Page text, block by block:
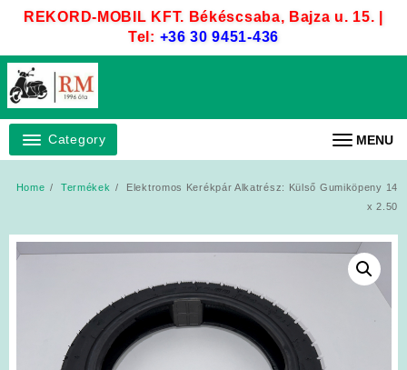
REKORD-MOBIL KFT. Békéscsaba, Bajza u. 15. |
Tel: +36 30 9451-436
Category MENU
Home Termékek
Elektromos Kerékpár Alkatrész: Külső Gumiköpeny 14
x 2.50